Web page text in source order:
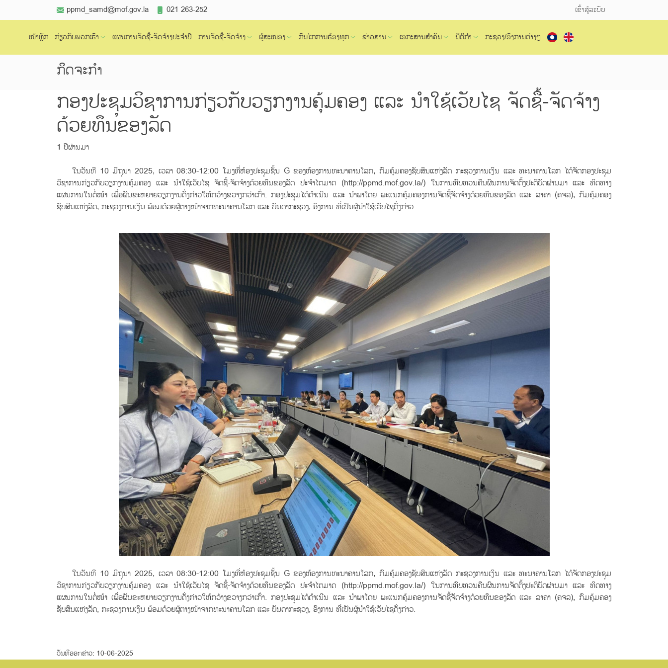
ppmd_samd@mof.gov.la 021 263-252 ເຂົ້າສູ້ລະບົບ
ໜ້າຫຼັກ ກ່ຽວກັບພວກເຮົາ ແຜນການຈັດຊື້-ຈັດຈ້າງປະຈຳປີ ການຈັດຊື້-ຈັດຈ້າງ ຜູ້ສະໜອງ ກົນໄກການຮ້ອງທຸກ ຂ່າວສານ ເອກະສານສຳຄັນ ນິຕິກຳ ກະຊວງ/ອົງການຕ່າງໆ
ກິດຈະກຳ
ກອງປະຊຸມວິຊາການກ່ຽວກັບວຽກງານຄຸ້ມຄອງ ແລະ ນໍາໃຊ້ເວັບໄຊ ຈັດຊື້-ຈັດຈ້າງ
ດ້ວຍທຶນຂອງລັດ
1 ປີຜ່ານມາ
ໃນວັນທີ 10 ມິຖຸນາ 2025, ເວລາ 08:30-12:00 ໂມງທີ່ຫ້ອງປະຊຸມຊັ້ນ G ຂອງຫ້ອງການທະນາຄານໂລກ, ກົມຄຸ້ມຄອງຊັບສິນແຫ່ງລັດ ກະຊວງການເງິນ ແລະ ທະນາຄານໂລກ ໄດ້ຈັດກອງປະຊຸມ
ວິຊາການກ່ຽວກັບວຽກງານຄຸ້ມຄອງ ແລະ ນໍາໃຊ້ເວັບໄຊ ຈັດຊື້-ຈັດຈ້າງດ້ວຍທຶນຂອງລັດ ປະຈໍາໄຕມາດ (http://ppmd.mof.gov.la/) ໃນການທົບທວນຄືນຜົນການຈັດຕົ້ງປະຕິບັດຜ່ານມາ ແລະ ທິດທາງ
ແຜນການໃນຕໍ່ໜ້າ ເພື່ອຜັນຂະຫຍາຍວຽກງານດັ່ງກ່າວໃຫ້ກວ້າງຂວາງກວ່າເກົ່າ. ກອງປະຊຸມໄດ້ດໍາເນີນ ແລະ ນໍາພາໂດຍ ພະແນກຄຸ້ມຄອງການຈັດຊື້ຈັດຈ້າງດ້ວຍທຶນຂອງລັດ ແລະ ລາຄາ (ຄຈລ), ກົມຄຸ້ມຄອງ
ຊັບສິນແຫ່ງລັດ, ກະຊວງການເງິນ ພ້ອມດ້ວຍຜູ້ຕາງໜ້າຈາກທະນາຄານໂລກ ແລະ ບັນດາກະຊວງ, ອົງການ ທີ່ເປັນຜູ້ນໍາໃຊ້ເວັບໄຊດັ່ງກ່າວ.
ໃນວັນທີ 10 ມິຖຸນາ 2025, ເວລາ 08:30-12:00 ໂມງທີ່ຫ້ອງປະຊຸມຊັ້ນ G ຂອງຫ້ອງການທະນາຄານໂລກ, ກົມຄຸ້ມຄອງຊັບສິນແຫ່ງລັດ ກະຊວງການເງິນ ແລະ ທະນາຄານໂລກ ໄດ້ຈັດກອງປະຊຸມ
ວິຊາການກ່ຽວກັບວຽກງານຄຸ້ມຄອງ ແລະ ນໍາໃຊ້ເວັບໄຊ ຈັດຊື້-ຈັດຈ້າງດ້ວຍທຶນຂອງລັດ ປະຈໍາໄຕມາດ (http://ppmd.mof.gov.la/) ໃນການທົບທວນຄືນຜົນການຈັດຕົ້ງປະຕິບັດຜ່ານມາ ແລະ ທິດທາງ
ແຜນການໃນຕໍ່ໜ້າ ເພື່ອຜັນຂະຫຍາຍວຽກງານດັ່ງກ່າວໃຫ້ກວ້າງຂວາງກວ່າເກົ່າ. ກອງປະຊຸມໄດ້ດໍາເນີນ ແລະ ນໍາພາໂດຍ ພະແນກຄຸ້ມຄອງການຈັດຊື້ຈັດຈ້າງດ້ວຍທຶນຂອງລັດ ແລະ ລາຄາ (ຄຈລ), ກົມຄຸ້ມຄອງ
ຊັບສິນແຫ່ງລັດ, ກະຊວງການເງິນ ພ້ອມດ້ວຍຜູ້ຕາງໜ້າຈາກທະນາຄານໂລກ ແລະ ບັນດາກະຊວງ, ອົງການ ທີ່ເປັນຜູ້ນໍາໃຊ້ເວັບໄຊດັ່ງກ່າວ.
ວັນທີອອກຂ່າວ: 10-06-2025